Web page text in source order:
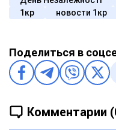
1кр
новости 1кр
Поделиться в
Комментарии